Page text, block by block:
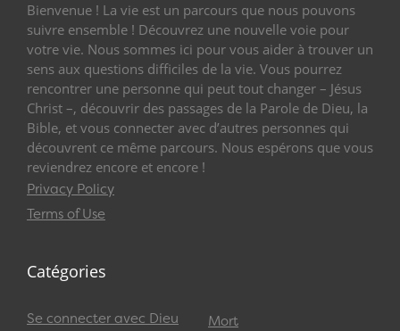
Bienvenue ! La vie est un parcours que nous pouvons
suivre ensemble ! Découvrez une nouvelle voie pour
votre vie. Nous sommes ici pour vous aider à trouver un
sens aux questions difficiles de la vie. Vous pourrez
rencontrer une personne qui peut tout changer – Jésus
Christ –, découvrir des passages de la Parole de Dieu, la
Bible, et vous connecter avec d’autres personnes qui
découvrent ce même parcours. Nous espérons que vous
reviendrez encore et encore !
Privacy Policy
Terms of Use
Catégories
Se connecter avec Dieu
Mort